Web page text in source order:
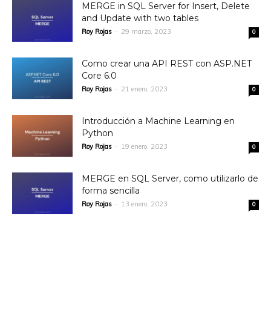
MERGE in SQL Server for Insert, Delete
and Update with two tables
Roy Rojas - 29 marzo, 2023 0
Como crear una API REST con ASP.NET
Core 6.0
Roy Rojas - 21 enero, 2023 0
Introducción a Machine Learning en
Python
Roy Rojas - 19 enero, 2023 0
MERGE en SQL Server, como utilizarlo de
forma sencilla
Roy Rojas - 13 enero, 2023 0